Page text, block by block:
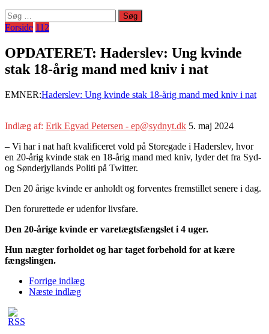
Søg
efter:
Forside 112
OPDATERET: Haderslev: Ung kvinde
stak 18-årig mand med kniv i nat
EMNER:Haderslev: Ung kvinde stak 18-årig mand med kniv i nat
Indlæg af: Erik Egvad Petersen - ep@sydnyt.dk 5. maj 2024
– Vi har i nat haft kvalificeret vold på Storegade i Haderslev, hvor
en 20-årig kvinde stak en 18-årig mand med kniv, lyder det fra Syd-
og Sønderjyllands Politi på Twitter.
Den 20 årige kvinde er anholdt og forventes fremstillet senere i dag.
Den forurettede er udenfor livsfare.
Den 20-årige kvinde er varetægtsfængslet i 4 uger.
Hun nægter forholdet og har taget forbehold for at kære
fængslingen.
Forrige indlæg
Næste indlæg